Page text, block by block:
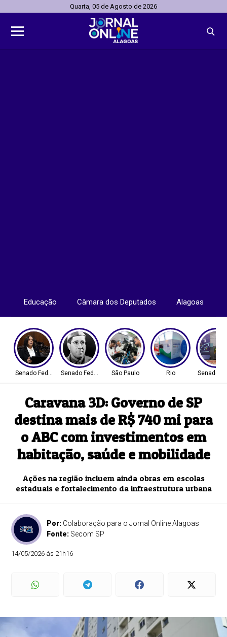
Quarta, 05 de Agosto de 2026
Educação Câmara dos Deputados Alagoas
Senado Federal Senado Federal São Paulo Rio Senado
Caravana 3D: Governo de SP
destina mais de R$ 740 mi para
o ABC com investimentos em
habitação, saúde e mobilidade
Ações na região incluem ainda obras em escolas
estaduais e fortalecimento da infraestrutura urbana
Por: Colaboração para o Jornal Online Alagoas
Fonte: Secom SP
14/05/2026 às 21h16